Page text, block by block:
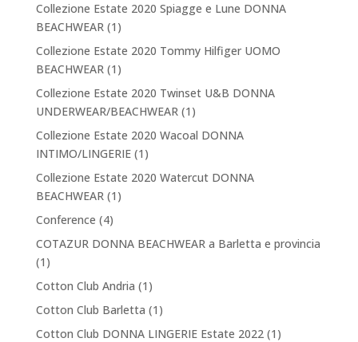
Collezione Estate 2020 Spiagge e Lune DONNA
BEACHWEAR(1)
Collezione Estate 2020 Tommy Hilfiger UOMO
BEACHWEAR(1)
Collezione Estate 2020 Twinset U&B DONNA
UNDERWEAR/BEACHWEAR(1)
Collezione Estate 2020 Wacoal DONNA
INTIMO/LINGERIE(1)
Collezione Estate 2020 Watercut DONNA
BEACHWEAR(1)
Conference (4)
COTAZUR DONNA BEACHWEAR a Barletta e provincia
(1)
Cotton Club Andria (1)
Cotton Club Barletta (1)
Cotton Club DONNA LINGERIE Estate 2022(1)